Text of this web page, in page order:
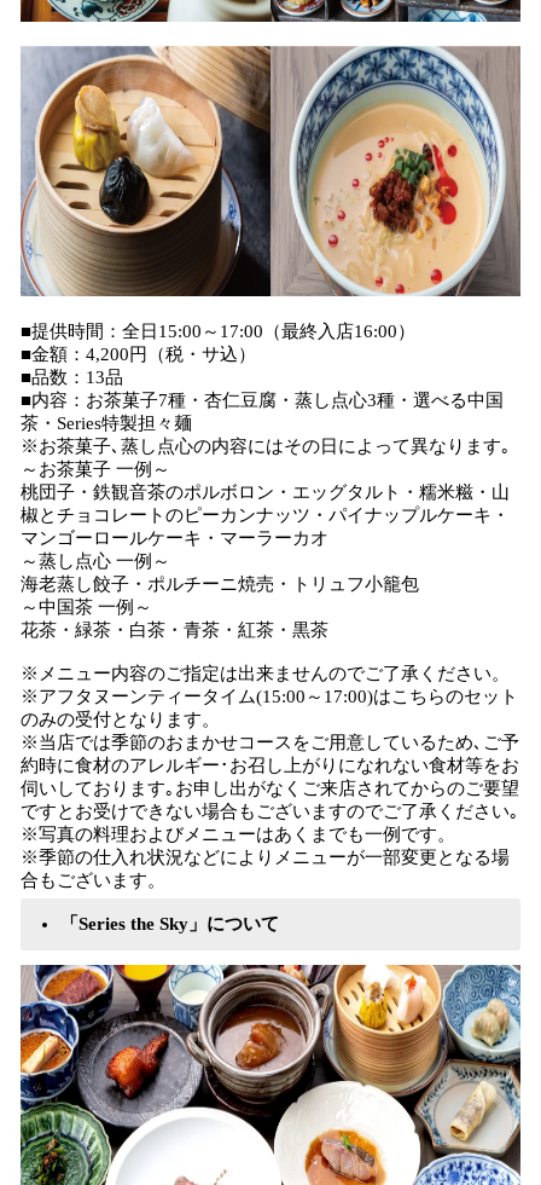
■提供時間：全日15:00～17:00（最終入店16:00）
■金額：4,200円（税・サ込）
■品数：13品
■内容：お茶菓子7種・杏仁豆腐・蒸し点心3種・選べる中国
茶・Series特製担々麺
※お茶菓子､蒸し点心の内容にはその日によって異なります｡
～お茶菓子 一例～
桃団子・鉄観音茶のポルボロン・エッグタルト・糯米糍・山
椒とチョコレートのピーカンナッツ・パイナップルケーキ・
マンゴーロールケーキ・マーラーカオ
～蒸し点心 一例～
海老蒸し餃子・ポルチーニ焼売・トリュフ小籠包
～中国茶 一例～
花茶・緑茶・白茶・青茶・紅茶・黒茶
※メニュー内容のご指定は出来ませんのでご了承ください。
※アフタヌーンティータイム(15:00～17:00)はこちらのセット
のみの受付となります。
※当店では季節のおまかせコースをご用意しているため､ご予
約時に食材のアレルギー･お召し上がりになれない食材等をお
伺いしております｡お申し出がなくご来店されてからのご要望
ですとお受けできない場合もございますのでご了承ください｡
※写真の料理およびメニューはあくまでも一例です。
※季節の仕入れ状況などによりメニューが一部変更となる場
合もございます。
「Series the Sky」について​